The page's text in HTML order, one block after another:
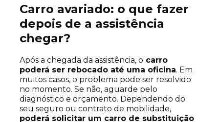
Carro avariado: o que fazer
depois de a assistência
chegar?
Após a chegada da assistência, o carro
poderá ser rebocado até uma oficina. Em
muitos casos, o problema pode ser resolvido
no momento. Se não, aguarde pelo
diagnóstico e orçamento. Dependendo do
seu seguro ou contrato de mobilidade,
poderá solicitar um carro de substituição